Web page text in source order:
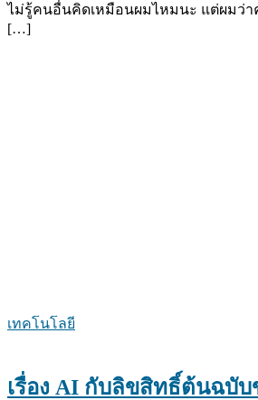
ไม่รู้คนอื่นคิดเหมือนผมไหมนะ แต่ผมว่า
[…]
เทคโนโลยี
เรื่อง AI กับลิขสิทธิ์ต้นฉบั